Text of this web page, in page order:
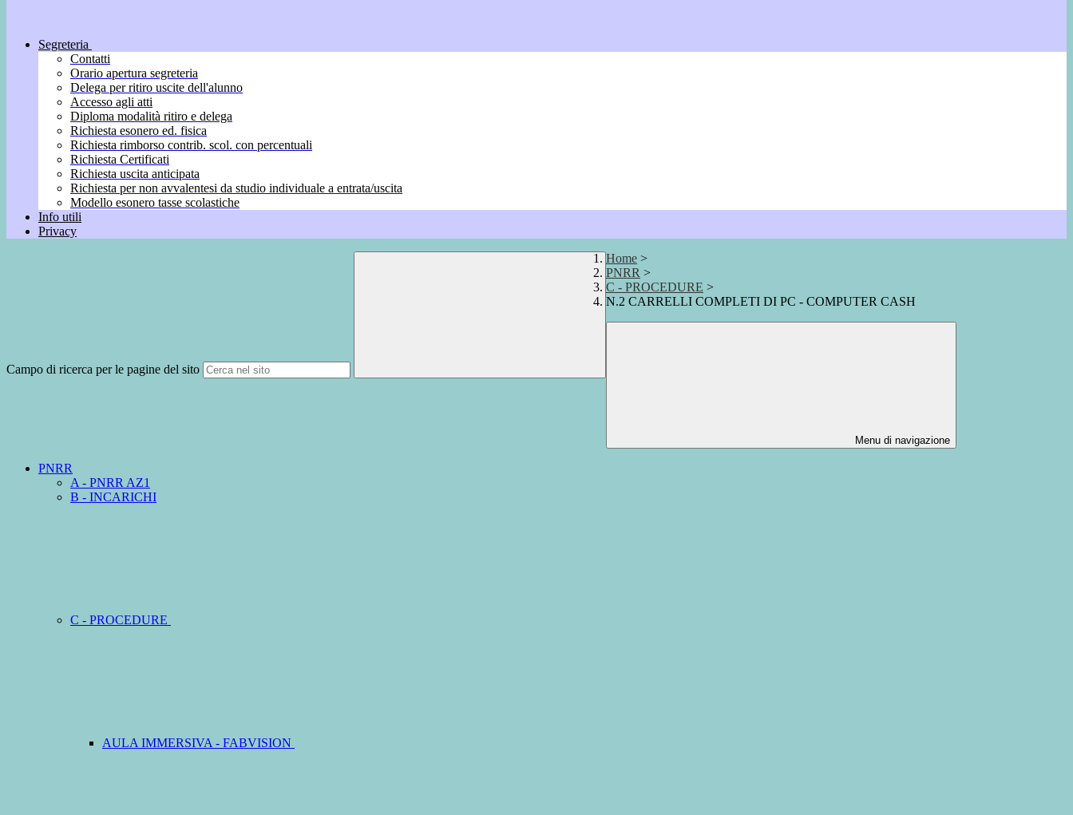
Segreteria
Contatti
Orario apertura segreteria
Delega per ritiro uscite dell'alunno
Accesso agli atti
Diploma modalità ritiro e delega
Richiesta esonero ed. fisica
Richiesta rimborso contrib. scol. con percentuali
Richiesta Certificati
Richiesta uscita anticipata
Richiesta per non avvalentesi da studio individuale a entrata/uscita
Modello esonero tasse scolastiche
Info utili
Privacy
Campo di ricerca per le pagine del sito
Home >
PNRR >
C - PROCEDURE >
N.2 CARRELLI COMPLETI DI PC - COMPUTER CASH
Menu di navigazione
PNRR
A - PNRR AZ1
B - INCARICHI
C - PROCEDURE
AULA IMMERSIVA - FABVISION